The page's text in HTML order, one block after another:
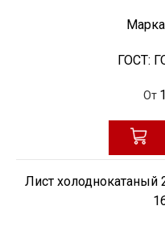
Марка
ГОСТ:
От
Лист холоднокатаный